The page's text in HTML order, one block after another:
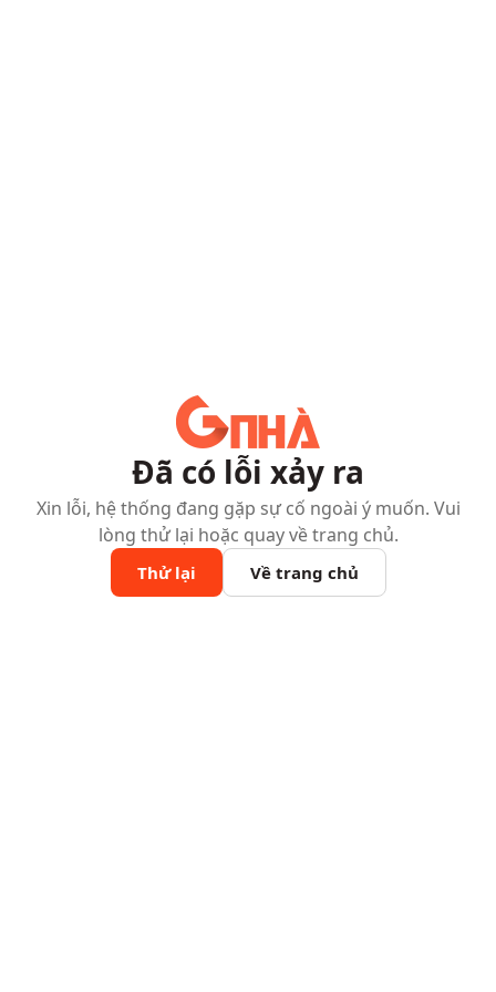
Đã có lỗi xảy ra
Xin lỗi, hệ thống đang gặp sự cố ngoài ý muốn. Vui
lòng thử lại hoặc quay về trang chủ.
Thử lại Về trang chủ